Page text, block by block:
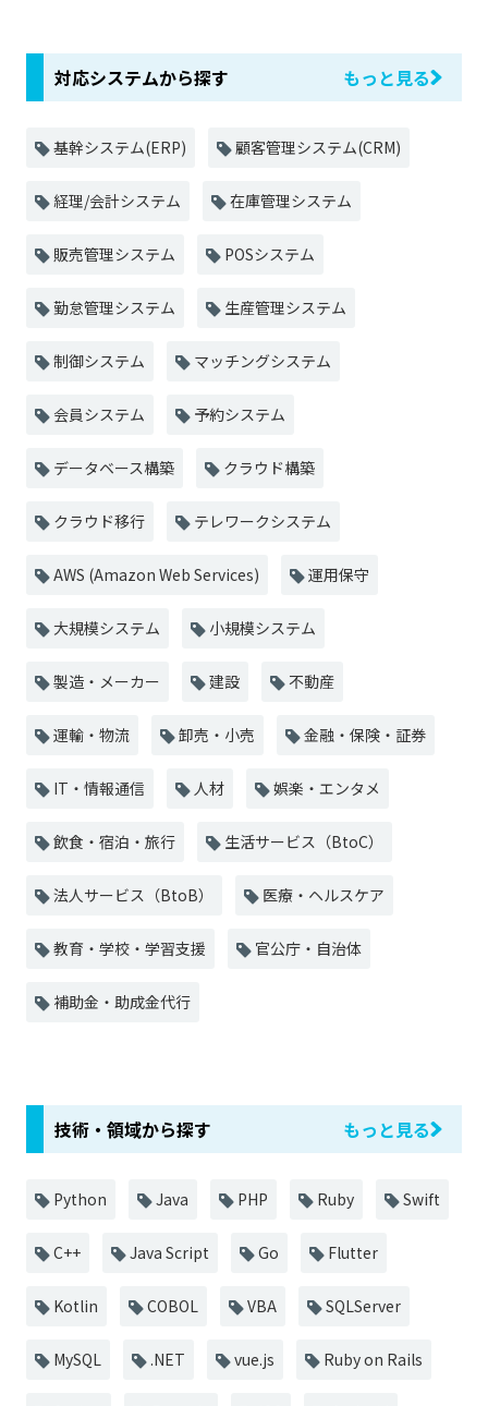
対応システムから探す もっと見る
基幹システム(ERP) 顧客管理システム(CRM)
経理/会計システム 在庫管理システム
販売管理システム POSシステム
勤怠管理システム 生産管理システム
制御システム マッチングシステム
会員システム 予約システム
データベース構築 クラウド構築
クラウド移行 テレワークシステム
AWS (Amazon Web Services) 運用保守
大規模システム 小規模システム
製造・メーカー 建設 不動産
運輸・物流 卸売・小売 金融・保険・証券
IT・情報通信 人材 娯楽・エンタメ
飲食・宿泊・旅行 生活サービス（BtoC）
法人サービス（BtoB） 医療・ヘルスケア
教育・学校・学習支援 官公庁・自治体
補助金・助成金代行
技術・領域から探す もっと見る
Python Java PHP Ruby Swift
C++ Java Script Go Flutter
Kotlin COBOL VBA SQLServer
MySQL .NET vue.js Ruby on Rails